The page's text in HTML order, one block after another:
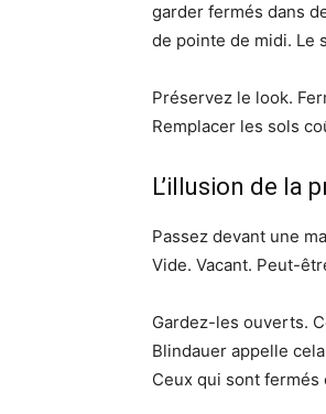
garder fermés dans
de pointe de midi. Le
Préservez le look.
Remplacer les sols
L’illusion de la
Passez devant une
Vide. Vacant. Peut-
Gardez-les ouverts.
Blindauer appelle
Ceux qui sont fermés